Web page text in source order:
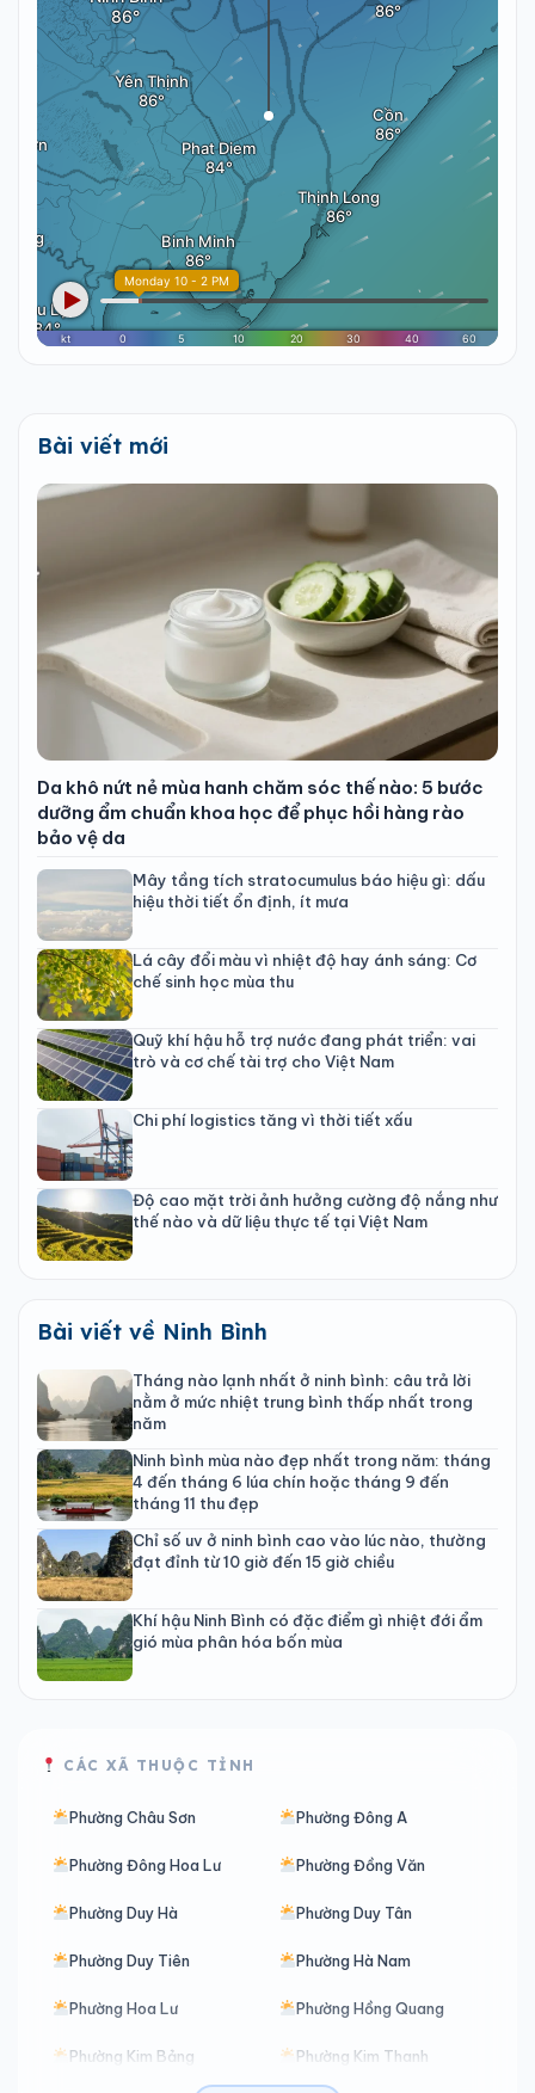
Bài viết mới
Da khô nứt nẻ mùa hanh chăm sóc thế nào: 5 bước
dưỡng ẩm chuẩn khoa học để phục hồi hàng rào
bảo vệ da
Mây tầng tích stratocumulus báo hiệu gì: dấu
hiệu thời tiết ổn định, ít mưa
Lá cây đổi màu vì nhiệt độ hay ánh sáng: Cơ
chế sinh học mùa thu
Quỹ khí hậu hỗ trợ nước đang phát triển: vai
trò và cơ chế tài trợ cho Việt Nam
Chi phí logistics tăng vì thời tiết xấu
Độ cao mặt trời ảnh hưởng cường độ nắng như
thế nào và dữ liệu thực tế tại Việt Nam
Bài viết về Ninh Bình
Tháng nào lạnh nhất ở ninh bình: câu trả lời
nằm ở mức nhiệt trung bình thấp nhất trong
năm
Ninh bình mùa nào đẹp nhất trong năm: tháng
4 đến tháng 6 lúa chín hoặc tháng 9 đến
tháng 11 thu đẹp
Chỉ số uv ở ninh bình cao vào lúc nào, thường
đạt đỉnh từ 10 giờ đến 15 giờ chiều
Khí hậu Ninh Bình có đặc điểm gì nhiệt đới ẩm
gió mùa phân hóa bốn mùa
CÁC XÃ THUỘC TỈNH
Phường Châu Sơn Phường Đông A
Phường Đông Hoa Lư Phường Đồng Văn
Phường Duy Hà Phường Duy Tân
Phường Duy Tiên Phường Hà Nam
Phường Hoa Lư Phường Hồng Quang
Phường Kim Bảng Phường Kim Thanh